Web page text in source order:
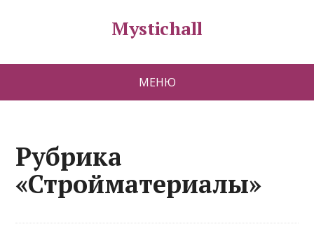
Mystichall
МЕНЮ
Рубрика
«Стройматериалы»